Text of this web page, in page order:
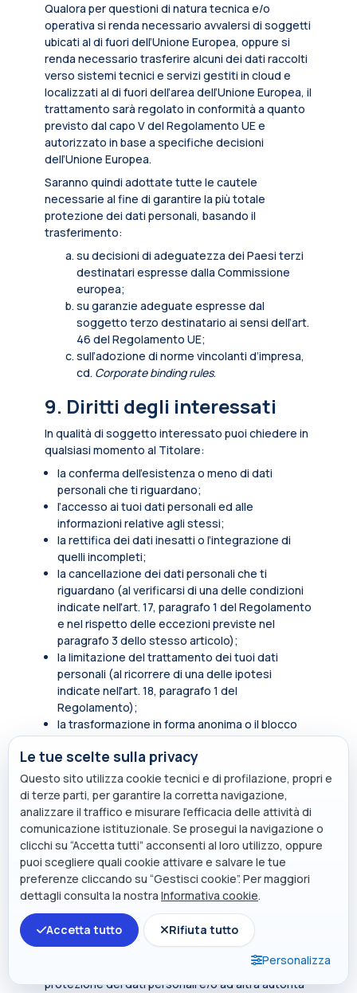
Qualora per questioni di natura tecnica e/o
operativa si renda necessario avvalersi di soggetti
ubicati al di fuori dell’Unione Europea, oppure si
renda necessario trasferire alcuni dei dati raccolti
verso sistemi tecnici e servizi gestiti in cloud e
localizzati al di fuori dell’area dell’Unione Europea, il
trattamento sarà regolato in conformità a quanto
previsto dal capo V del Regolamento UE e
autorizzato in base a specifiche decisioni
dell’Unione Europea.
Saranno quindi adottate tutte le cautele
necessarie al fine di garantire la più totale
protezione dei dati personali, basando il
trasferimento:
su decisioni di adeguatezza dei Paesi terzi
destinatari espresse dalla Commissione
europea;
su garanzie adeguate espresse dal
soggetto terzo destinatario ai sensi dell’art.
46 del Regolamento UE;
sull’adozione di norme vincolanti d’impresa,
cd. Corporate binding rules.
9. Diritti degli interessati
In qualità di soggetto interessato puoi chiedere in
qualsiasi momento al Titolare:
la conferma dell’esistenza o meno di dati
personali che ti riguardano;
l’accesso ai tuoi dati personali ed alle
informazioni relative agli stessi;
la rettifica dei dati inesatti o l’integrazione di
quelli incompleti;
la cancellazione dei dati personali che ti
riguardano (al verificarsi di una delle condizioni
indicate nell'art. 17, paragrafo 1 del Regolamento
e nel rispetto delle eccezioni previste nel
paragrafo 3 dello stesso articolo);
la limitazione del trattamento dei tuoi dati
personali (al ricorrere di una delle ipotesi
indicate nell'art. 18, paragrafo 1 del
Regolamento);
la trasformazione in forma anonima o il blocco
dei dati trattati in violazione di legge, compresi
quelli di cui non è necessaria la conservazione in
relazione agli scopi per i quali i dati sono stati
raccolti o successivamente trattati.
In qualità di soggetto interessato hai inoltre diritto
di opporti, in tutto o in parte, per motivi legittimi al
trattamento dei dati personali che ti riguardano,
ancorché pertinenti allo scopo della raccolta.
Tali diritti sono esercitabili rivolgendosi al punto di
contattoprivacy@polimi.it.
Qualora tu ritenga che i tuoi diritti siano stati violati
dal titolare e/o da un terzo, hai il diritto di
presentare un reclamo all’Autorità per la
protezione dei dati personali e/o ad altra autorità
Le tue scelte sulla privacy
Questo sito utilizza cookie tecnici e di profilazione, propri e
di terze parti, per garantire la corretta navigazione,
analizzare il traffico e misurare l’efficacia delle attività di
comunicazione istituzionale. Se prosegui la navigazione o
clicchi su “Accetta tutti” acconsenti al loro utilizzo, oppure
puoi scegliere quali cookie attivare e salvare le tue
preferenze cliccando su “Gestisci cookie”. Per maggiori
dettagli consulta la nostra Informativa cookie.
Accetta tutto
Rifiuta tutto
Personalizza